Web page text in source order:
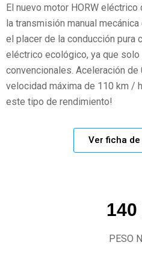
El nuevo motor HORW
la transmisión manual
el placer de la conducción pura
eléctrico ecológico, ya que
convencionales. Aceleración de
velocidad máxima de 110 km /
este tipo de rendimiento!
Ver ficha
140
PESO